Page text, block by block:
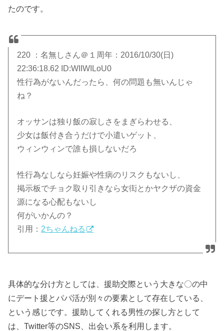
たのです。
220 ：名無しさん＠１周年：2016/10/30(日)
22:36:18.62 ID:WIIWILoU0
性行為がないんだったら、何の問題も無いんじゃ
ね？
オッサンは独り飯の寂しさをまぎらわせる、
少女は飯付き合うだけで小遣いゲット、
ウィンウィンで誰も損しないだろ
性行為なしなら妊娠や性病のリスクもないし、
掲示板でチョク取り引きなら女衒とかヤクザの資金
源になる心配もないし
何がいかんの？
引用： 2ちゃんねる
具体的な分け方としては、援助交際という大きな〇の中
にデート援とパパ活が別々の要素として存在している、
という感じです。援助してくれる男性の探し方として
は、Twitter等のSNS、出会い系を利用します。